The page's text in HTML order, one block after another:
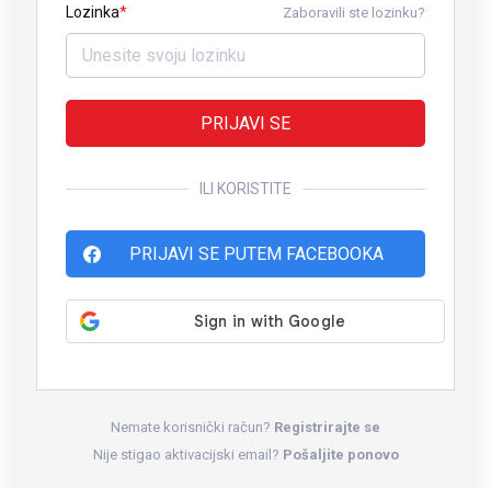
Lozinka Zaboravili ste lozinku?
PRIJAVI SE
ILI KORISTITE
PRIJAVI SE PUTEM FACEBOOKA
Nemate korisnički račun? Registrirajte se
Nije stigao aktivacijski email? Pošaljite ponovo